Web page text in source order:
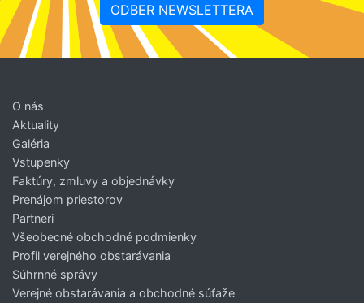
ODBER NEWSLETTERA
O nás
Aktuality
Galéria
Vstupenky
Faktúry, zmluvy a objednávky
Prenájom priestorov
Partneri
Všeobecné obchodné podmienky
Profil verejného obstarávania
Súhrnné správy
Verejné obstarávania a obchodné súťaže